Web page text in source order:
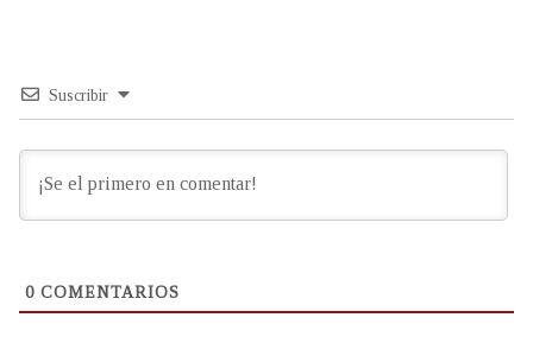
Suscribir
0 COMENTARIOS